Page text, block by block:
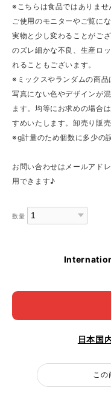
※こちらは食品ではありませ
ご使用のモニターやご覧に
実物と少し変わることがご
のズレ細かな不良、生産ロ
れることもございます。
※ミックスやランダムの商品
写真にない色やデザインが
ます。均等にお求めの場合
すめいたします。卸売り販
※g計量のため個数に多少の
お問い合わせはメールアド
用できます♪
数量
日本国
この